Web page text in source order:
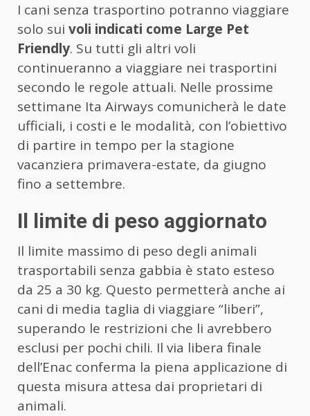
I cani senza trasportino potranno viaggiare
solo sui voli indicati come Large Pet
Friendly. Su tutti gli altri voli
continueranno a viaggiare nei trasportini
secondo le regole attuali. Nelle prossime
settimane Ita Airways comunicherà le date
ufficiali, i costi e le modalità, con l’obiettivo
di partire in tempo per la stagione
vacanziera primavera-estate, da giugno
fino a settembre.
Il limite di peso aggiornato
Il limite massimo di peso degli animali
trasportabili senza gabbia è stato esteso
da 25 a 30 kg. Questo permetterà anche ai
cani di media taglia di viaggiare “liberi”,
superando le restrizioni che li avrebbero
esclusi per pochi chili. Il via libera finale
dell’Enac conferma la piena applicazione di
questa misura attesa dai proprietari di
animali.